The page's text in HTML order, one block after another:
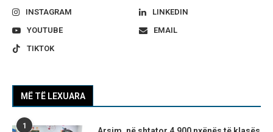
INSTAGRAM
LINKEDIN
YOUTUBE
EMAIL
TIKTOK
MË TË LEXUARA
1